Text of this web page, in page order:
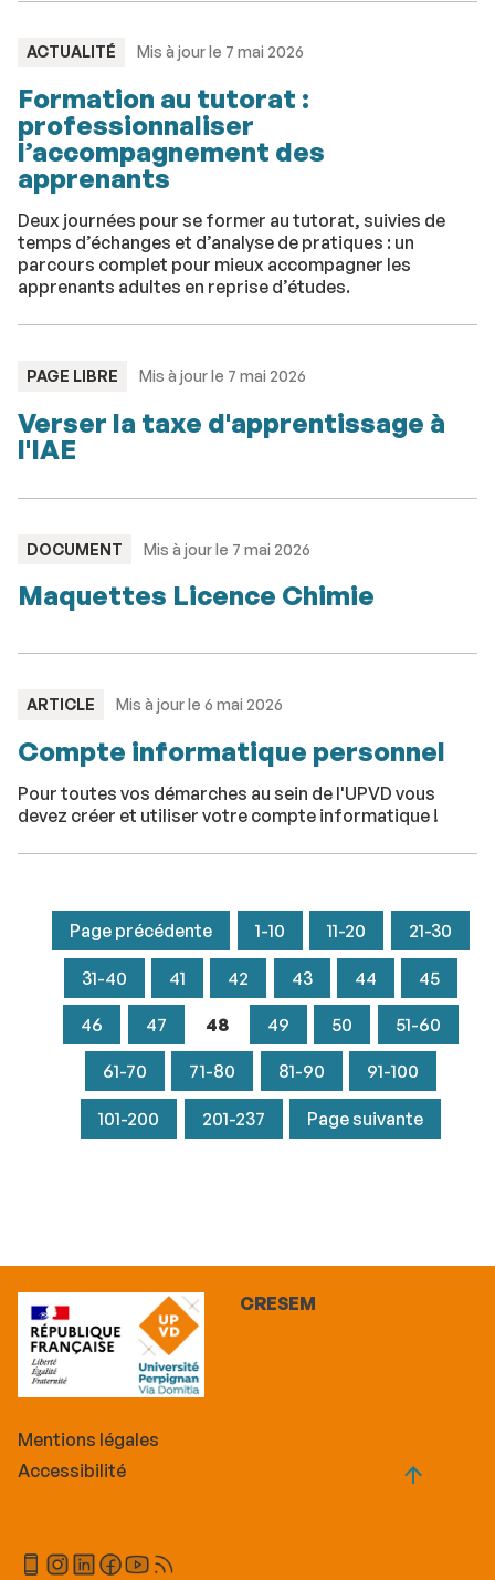
TYPE
ACTUALITÉ Mis à jour le 7 mai 2026
Formation au tutorat :
professionnaliser
l’accompagnement des
apprenants
Deux journées pour se former au tutorat, suivies de
temps d’échanges et d’analyse de pratiques : un
parcours complet pour mieux accompagner les
apprenants adultes en reprise d’études.
TYPE
PAGE LIBRE Mis à jour le 7 mai 2026
Verser la taxe d'apprentissage à
l'IAE
TYPE
DOCUMENT Mis à jour le 7 mai 2026
Maquettes Licence Chimie
TYPE
ARTICLE Mis à jour le 6 mai 2026
Compte informatique personnel
Pour toutes vos démarches au sein de l'UPVD vous
devez créer et utiliser votre compte informatique !
Page précédente 1-10 11-20 21-30
31-40 41 42 43 44 45
46 47 48 49 50 51-60
61-70 71-80 81-90 91-100
101-200 201-237 Page suivante
CRESEM
Mentions légales
Accessibilité